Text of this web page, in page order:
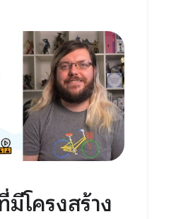
มีโครงสร้าง